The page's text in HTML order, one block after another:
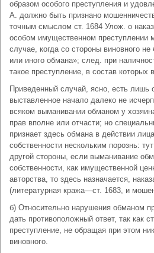
образом особого преступления и
А. должно быть признано
точным смыслом ст. 1684 Улож. о
особом имущественном преступлении
случае, когда со стороны виновного
или иного обмана»; след. при
такое преступление, в состав
Приведенный случай, ясно, есть лишь
выставленное начало далеко не
всяком выманивании обманом у
прав вполне или отчасти; но
признает здесь обмана в действии
собственности нескольким порознь:
другой стороны, если выманивание
собственности, как имущественной
авторства, то здесь назначается,
(литературная кража—ст. 1683, и
б) Относительно нарушения обманом
дать противоположный ответ, так как
преступление, не обращая при этом
виновного.